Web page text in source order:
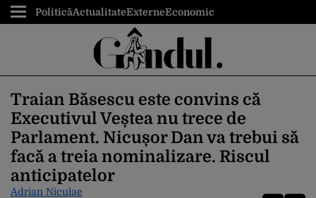
PoliticăActualitateExterneEconomic
Traian Băsescu este convins că
Executivul Veștea nu trece de
Parlament. Nicușor Dan va trebui să
facă a treia nominalizare. Riscul
anticipatelor
Adrian Niculae